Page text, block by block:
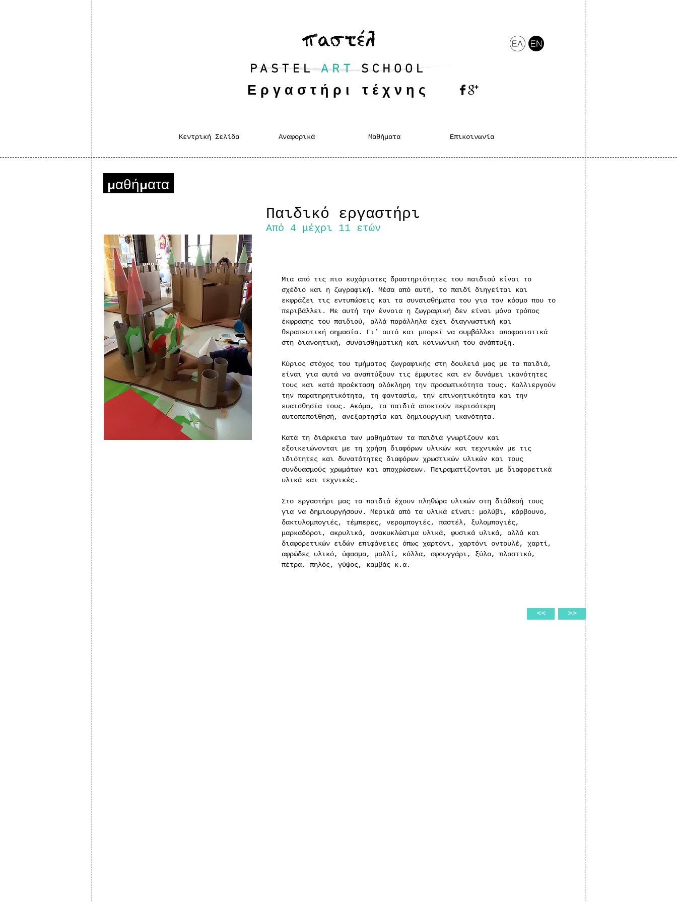
PASTEL ART SCHOOL
Εργαστήρι τέχνης
Μαθήματα Επικοινωνία
Αναφορικά
Κεντρική Σελίδα
μαθήματα
Παιδικό εργαστήρι
Από 4 μέχρι 11 ετών
Μια από τις πιο ευχάριστες δραστηριότητες του παιδιού είναι το
σχέδιο και η ζωγραφική. Μέσα από αυτή, το παιδί διηγείται και
εκφράζει τις εντυπώσεις και τα συναισθήματα του για τον κόσμο που το
περιβάλλει. Με αυτή την έννοια η ζωγραφική δεν είναι μόνο τρόπος
έκφρασης του παιδιού, αλλά παράλληλα έχει διαγνωστική και
θεραπευτική σημασία. Γι’ αυτό και μπορεί να συμβάλλει αποφασιστικά
στη διανοητική, συναισθηματική και κοινωνική του ανάπτυξη.
Κύριος στόχος του τμήματος ζωγραφικής στη δουλειά μας με τα παιδιά,
είναι για αυτά να αναπτύξουν τις έμφυτες και εν δυνάμει ικανότητες
τους και κατά προέκταση ολόκληρη την προσωπικότητα τους. Καλλιεργούν
την παρατηρητικότητα, τη φαντασία, την επινοητικότητα και την
ευαισθησία τους. Ακόμα, τα παιδιά αποκτούν περισότερη
αυτοπεποίθησή, ανεξαρτησία και δημιουργική ικανότητα.
Κατά τη διάρκεια των μαθημάτων τα παιδιά γνωρίζουν και
εξοικειώνονται με τη χρήση διαφόρων υλικών και τεχνικών με τις
ιδιότητες και δυνατότητες διαφόρων χρωστικών υλικών και τους
συνδυασμούς χρωμάτων και αποχρώσεων. Πειραματίζονται με διαφορετικά
υλικά και τεχνικές.
Στο εργαστήρι μας τα παιδιά έχουν πληθώρα υλικών στη διάθεσή τους
για να δημιουργήσουν. Μερικά από τα υλικά είναι: μολύβι, κάρβουνο,
δακτυλομπογιές, τέμπερες, νερομπογιές, παστέλ, ξυλομπογιές,
μαρκαδόροι, ακρυλικά, ανακυκλώσιμα υλικά, φυσικά υλικά, αλλά και
διαφορετικών ειδών επιφάνειες όπως χαρτόνι, χαρτόνι οντουλέ, χαρτί,
αφρώδες υλικό, ύφασμα, μαλλί, κόλλα, σφουγγάρι, ξύλο, πλαστικό,
πέτρα, πηλός, γύψος, καμβάς κ.α.
<< >>